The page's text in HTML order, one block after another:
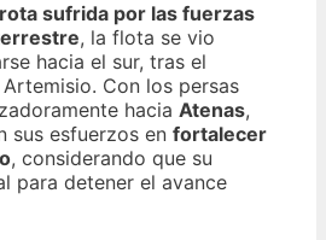
sufrida por las fuerzas
, la flota se vio
hacia el sur, tras el
Con los persas
hacia Atenas,
sus esfuerzos en fortalecer
, considerando que su
para detener el avance